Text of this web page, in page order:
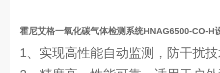
霍尼艾格一氧化碳气体检测系统HNAG6500-CO-H
1、实现高性能自动监测，防干扰